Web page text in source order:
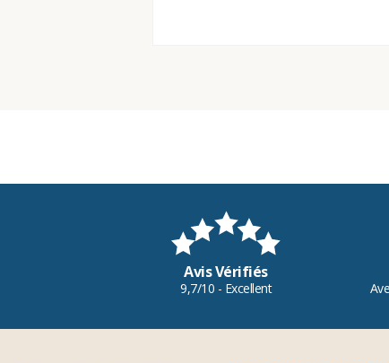
Avis Vérifiés
9,7/10 - Excellent